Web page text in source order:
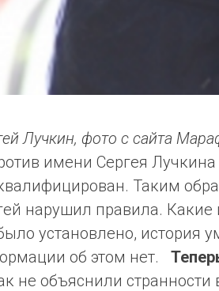
Лучкин, фото с сайта
имени Сергея Лучкина
Таким
нарушил правила.
установлено, история
об этом нет.
не объяснили